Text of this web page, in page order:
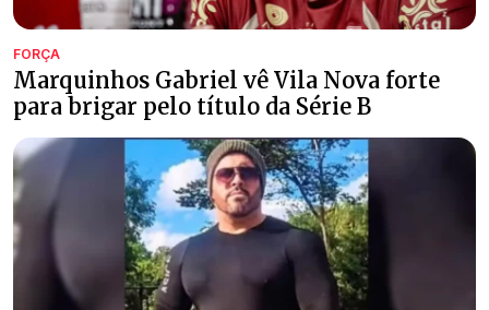
FORÇA
Marquinhos Gabriel vê Vila Nova forte
para brigar pelo título da Série B